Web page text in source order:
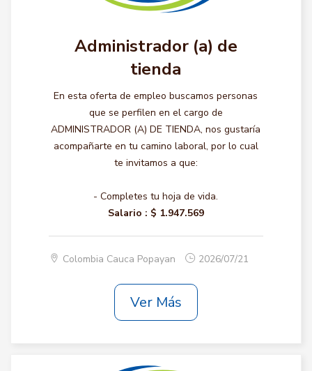
Administrador (a) de
tienda
En esta oferta de empleo buscamos personas
que se perfilen en el cargo de
ADMINISTRADOR (A) DE TIENDA, nos gustaría
acompañarte en tu camino laboral, por lo cual
te invitamos a que:
- Completes tu hoja de vida.
Salario : $ 1.947.569
Colombia Cauca Popayan 2026/07/21
Ver Más